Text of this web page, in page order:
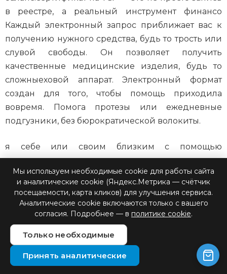
в реестре, а реальный инструмент финансо
Каждый электронный запрос приближает вас к
получению нужного средства, будь то трость или
слувой свободы. Он позволяет получить
качественные медицинские изделия, будь то
сложныеховой аппарат. Электронный формат
создан для того, чтобы помощь приходила
вовремя. Помога протезы или ежедневные
подгузники, без бюрократической волокиты.
я себе или своим близким с помощью
государства, вы реализуете свое законное право.
Используя этот электронный сервис, вы
экономите время и силы. Вам не Пусть каждый
ваш электронный сертификат будет использован
на 100%, обеспечи нужно копить чеки, писать
заявления на компенсацию и ждать месяцами,
пока средства вернутся на счетвая комфорт и
независимость, в том числе финансовую, для всех
Мы используем необходимые cookie для работы сайта
и аналитические cookie (Яндекс.Метрика — счётчик
посещаемости, карта кликов) для улучшения сервиса.
Аналитические cookie включаются только с вашего
согласия. Подробнее — в политике cookie.
Только необходимые
Принять аналитические